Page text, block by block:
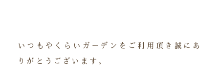
いつもやくらいガーデンをご利用頂き誠にあ
りがとうございます。